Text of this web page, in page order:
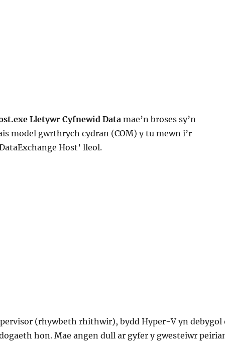
Lletywr Cyfnewid Datamae’n broses sy’n
model gwrthrych cydran (COM) y tu mewn i’r
Host’ lleol.
(rhywbeth rhithwir), bydd Hyper-V yn debygol
hon. Mae angen dull ar gyfer y gwesteiwr